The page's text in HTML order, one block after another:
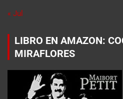
« Jul
LIBRO EN AMAZON:
MIRAFLORES